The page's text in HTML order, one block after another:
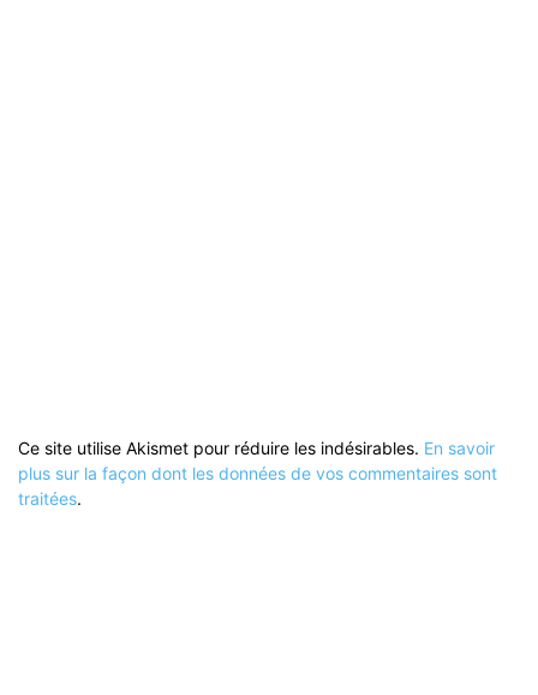
Ce site utilise Akismet pour réduire les indésirables. En savoir
plus sur la façon dont les données de vos commentaires sont
traitées.